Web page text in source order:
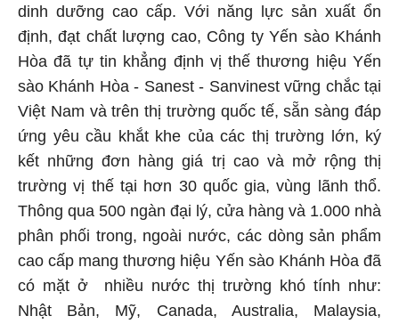
dinh dưỡng cao cấp. Với năng lực sản xuất ổn
định, đạt chất lượng cao, Công ty Yến sào Khánh
Hòa đã tự tin khẳng định vị thế thương hiệu Yến
sào Khánh Hòa - Sanest - Sanvinest vững chắc tại
Việt Nam và trên thị trường quốc tế, sẵn sàng đáp
ứng yêu cầu khắt khe của các thị trường lớn, ký
kết những đơn hàng giá trị cao và mở rộng thị
trường vị thế tại hơn 30 quốc gia, vùng lãnh thổ.
Thông qua 500 ngàn đại lý, cửa hàng và 1.000 nhà
phân phối trong, ngoài nước, các dòng sản phẩm
cao cấp mang thương hiệu Yến sào Khánh Hòa đã
có mặt ở nhiều nước thị trường khó tính như:
Nhật Bản, Mỹ, Canada, Australia, Malaysia,